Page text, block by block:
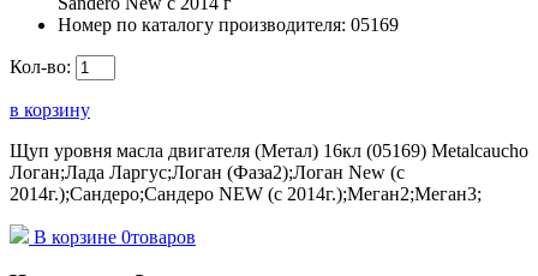
Номер по каталогу производителя: 05169
Кол-во:
в корзину
Щуп уровня масла двигателя (Метал) 16кл (05169) Metalcaucho
Логан;Лада Ларгус;Логан (Фаза2);Логан New (с
2014г.);Сандеро;Сандеро NEW (с 2014г.);Меган2;Меган3;
В корзине 0товаров